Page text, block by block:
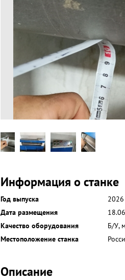
Информация о станке
Год выпуска
2026
Дата размещения
Качество оборудования
Б/У,
Местоположение станка
Описание